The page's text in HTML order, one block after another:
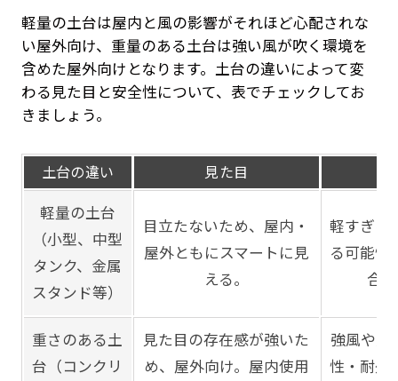
軽量の土台は屋内と風の影響がそれほど心配されな
い屋外向け、重量のある土台は強い風が吹く環境を
含めた屋外向けとなります。土台の違いによって変
わる見た目と安全性について、表でチェックしてお
きましょう。
土台の違い 見た目
軽量の土台
（小型、中型
タンク、金属
スタンド等）
目立たないため、屋内・
屋外ともにスマートに見
える。
軽すぎる
る可能性
合
重さのある土
台（コンクリ
見た目の存在感が強いた
め、屋外向け。屋内使用
強風や人
性・耐久